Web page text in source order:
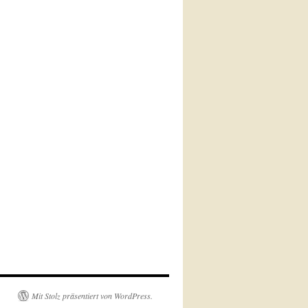
Mit Stolz präsentiert von WordPress.